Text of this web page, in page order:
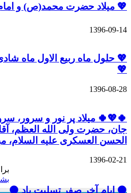
💖 میلاد حضرت محمد(ص) و
1396-09-14
💖 حلول ماه ربیع الاول ماه
💖
1396-08-28
🍀💖🍀 میلاد پر نور و سرور،
جان، حضرت ولی الله العظم،
الحسن العسکری علیه السلام،
1396-02-21
⚫️ ایام آخر صفر تسلیت باد ⚫️